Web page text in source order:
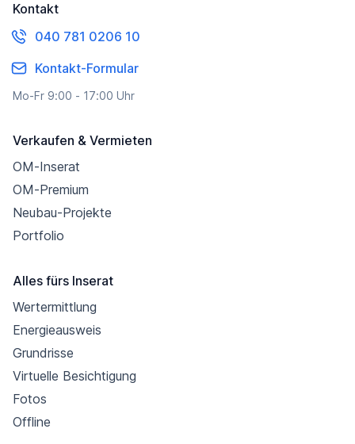
Kontakt
040 781 0206 10
Kontakt-Formular
Mo-Fr 9:00 - 17:00 Uhr
Verkaufen & Vermieten
OM-Inserat
OM-Premium
Neubau-Projekte
Portfolio
Alles fürs Inserat
Wertermittlung
Energieausweis
Grundrisse
Virtuelle Besichtigung
Fotos
Offline